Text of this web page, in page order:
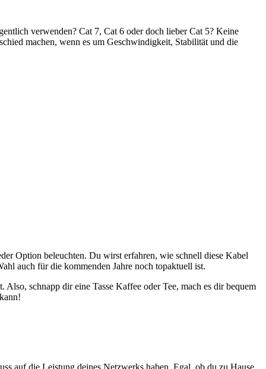
verwenden? Cat 7, Cat 6 oder doch lieber Cat 5? Keine
machen, wenn es um Geschwindigkeit, Stabilität und die
Option beleuchten. Du wirst erfahren, wie schnell diese Kabel
auch für die kommenden Jahre noch topaktuell ist.
schnapp dir eine Tasse Kaffee oder Tee, mach es dir bequem